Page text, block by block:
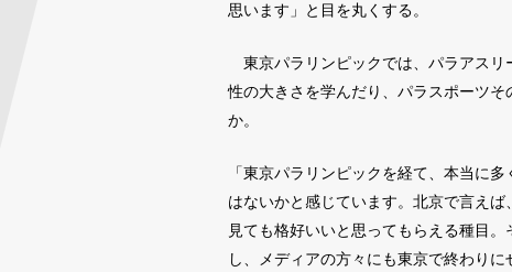
思います」と目を丸くする。
東京パラリンピックでは、パラアスリ
性の大きさを学んだり、パラスポーツ
か。
「東京パラリンピックを経て、本当に
はないかと感じています。北京で言え
見ても格好いいと思ってもらえる種目
し、メディアの方々にも東京で終わり